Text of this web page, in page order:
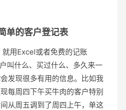
单的客户登记表
用Excel或者免费的记账
叫什么、买过什么、多久来一
发现很多有用的信息。比如我
每周四下午买牛肉的客户特别
从周五调到了周四上午，单这